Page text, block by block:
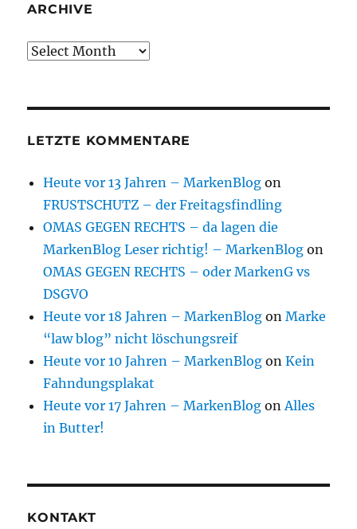
ARCHIVE
Archive
LETZTE KOMMENTARE
Heute vor 13 Jahren – MarkenBlog on
FRUSTSCHUTZ – der Freitagsfindling
OMAS GEGEN RECHTS – da lagen die
MarkenBlog Leser richtig! – MarkenBlog on
OMAS GEGEN RECHTS – oder MarkenG vs
DSGVO
Heute vor 18 Jahren – MarkenBlog onMarke
“law blog” nicht löschungsreif
Heute vor 10 Jahren – MarkenBlog onKein
Fahndungsplakat
Heute vor 17 Jahren – MarkenBlog on Alles
in Butter!
KONTAKT